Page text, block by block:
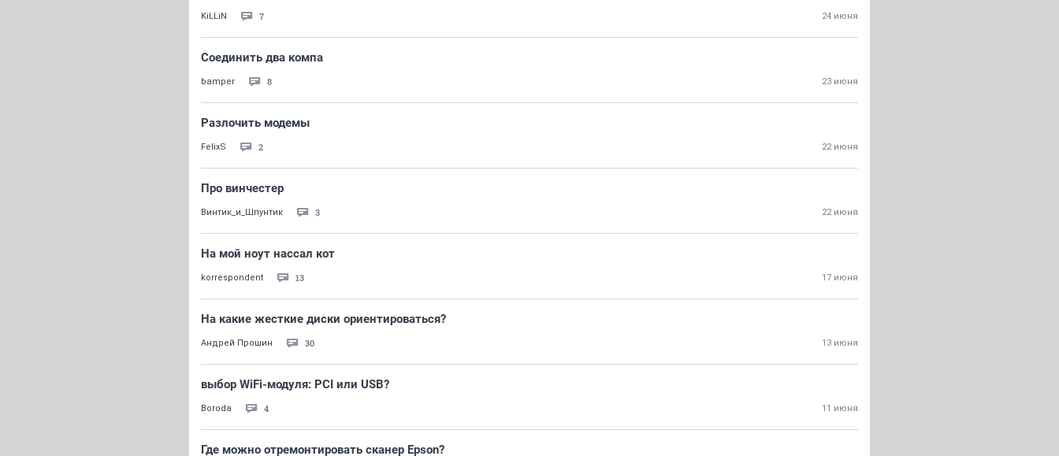
KiLLiN 7 24 июня
Соединить два компа
bamper 8 23 июня
Разлочить модемы
FelixS 2 22 июня
Про винчестер
Винтик_и_Шпунтик 3 22 июня
На мой ноут нассал кот
korrespondent 13 17 июня
На какие жесткие диски ориентироваться?
Андрей Прошин 30 13 июня
выбор WiFi-модуля: PCI или USB?
Boroda 4 11 июня
Где можно отремонтировать сканер Epson?